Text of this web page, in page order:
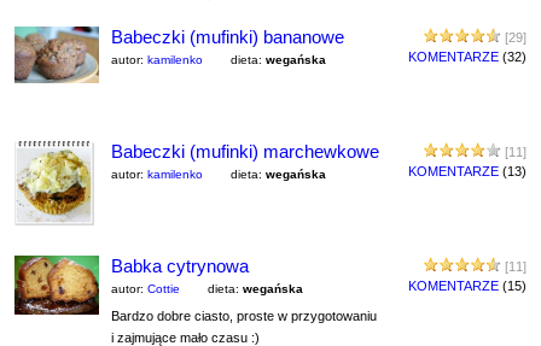
[29]
KOMENTARZE (32)
Babeczki (mufinki) bananowe
autor: kamilenko dieta: wegańska
[11]
KOMENTARZE (13)
Babeczki (mufinki) marchewkowe
autor: kamilenko dieta: wegańska
[11]
KOMENTARZE (15)
Babka cytrynowa
autor: Cottie dieta: wegańska
Bardzo dobre ciasto, proste w przygotowaniu
i zajmujące mało czasu :)